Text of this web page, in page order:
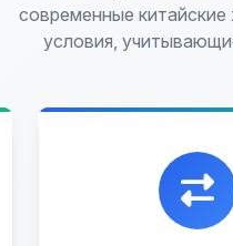
современные
условия,
Уникальная
обменять ваш
доплатой,
подходящий